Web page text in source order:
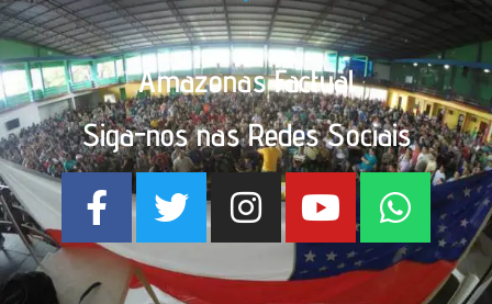
Amazonas Factual
Siga-nos nas Redes Sociais